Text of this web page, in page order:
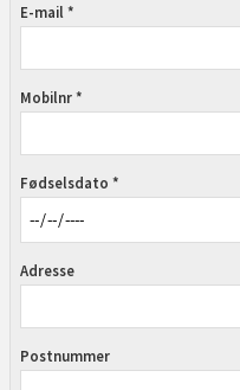
E-mail *
Mobilnr *
Fødselsdato *
Adresse
Postnummer